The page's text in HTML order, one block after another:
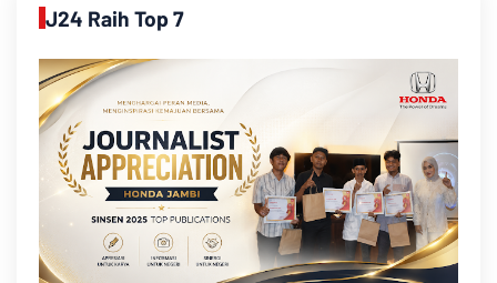
J24 Raih Top 7